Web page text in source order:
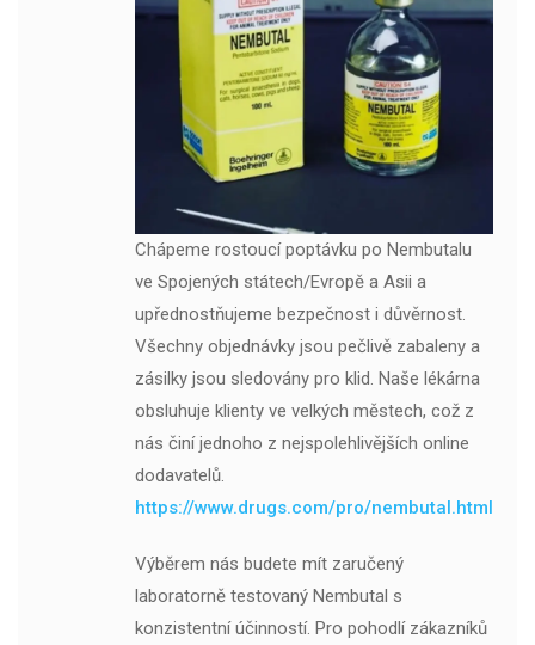
Chápeme rostoucí poptávku po Nembutalu
ve Spojených státech/Evropě a Asii a
upřednostňujeme bezpečnost i důvěrnost.
Všechny objednávky jsou pečlivě zabaleny a
zásilky jsou sledovány pro klid. Naše lékárna
obsluhuje klienty ve velkých městech, což z
nás činí jednoho z nejspolehlivějších online
dodavatelů.
https://www.drugs.com/pro/nembutal.html
Výběrem nás budete mít zaručený
laboratorně testovaný Nembutal s
konzistentní účinností. Pro pohodlí zákazníků